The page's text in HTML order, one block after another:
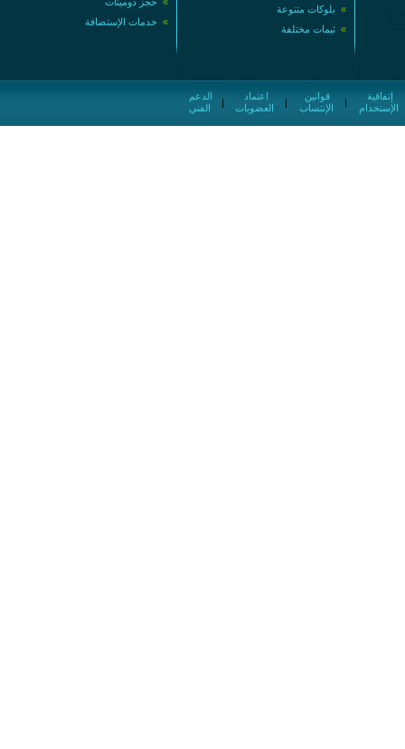
» خدمات الإستضافة
» بلوكات متنوعة
» ثيمات مختلفة
الفني
|
العضويات
|
الإنتساب
|
الإستخدام